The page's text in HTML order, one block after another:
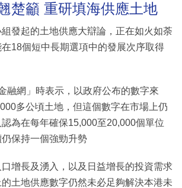
楚籲 重研填海供應土地
發起的土地供應大辯論，正在如火如荼
18個短中長期選項中的發展次序取得
融網」時表示，以政府公布的數字來
多公頃土地，但這個數字在市場上仍
為在每年確保15,000至20,000個單位
保持一個強勁升勢
增長及湧入，以及日益增長的投資需求
土地供應數字仍然未必足夠解決本港未